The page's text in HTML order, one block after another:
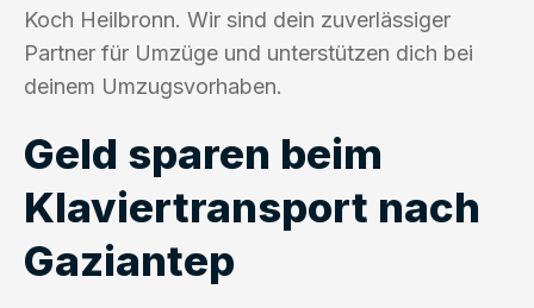
Koch Heilbronn. Wir sind dein zuverlässiger
Partner für Umzüge und unterstützen dich bei
deinem Umzugsvorhaben.
Geld sparen beim
Klaviertransport nach
Gaziantep